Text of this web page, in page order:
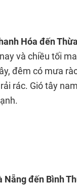
Hóa đến
và chiều tối
đêm có mưa
rác. Gió tây
Nẵng đến Bình